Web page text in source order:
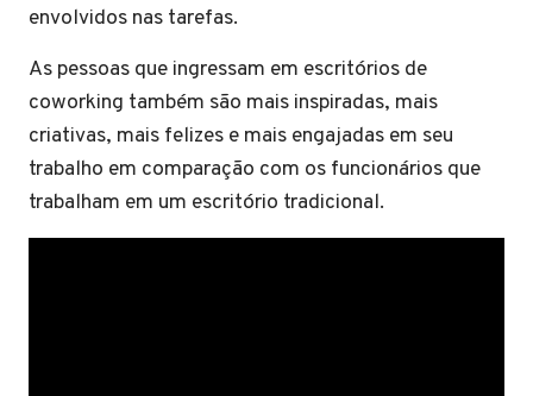
envolvidos nas tarefas.
As pessoas que ingressam em escritórios de
coworking também são mais inspiradas, mais
criativas, mais felizes e mais engajadas em seu
trabalho em comparação com os funcionários que
trabalham em um escritório tradicional.